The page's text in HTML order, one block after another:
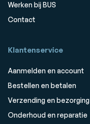
Werken bij BUS
Contact
Klantenservice
Aanmelden en account
Bestellen en betalen
Verzending en bezorging
Onderhoud en reparatie